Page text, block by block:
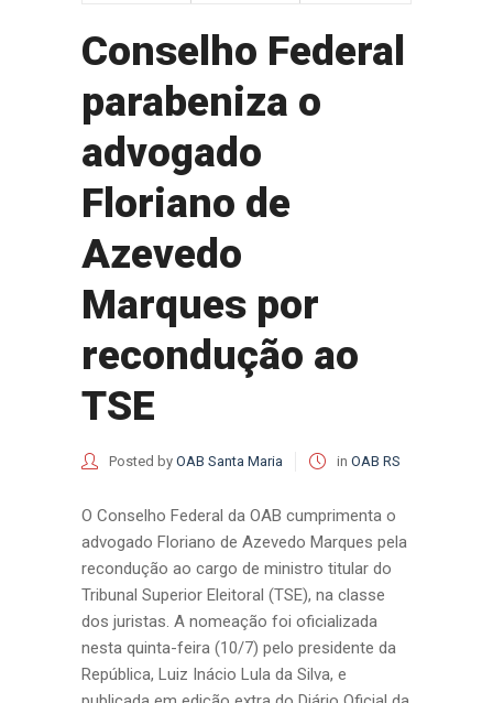
Conselho Federal
parabeniza o
advogado
Floriano de
Azevedo
Marques por
recondução ao
TSE
Posted by OAB Santa Maria in OAB RS
O Conselho Federal da OAB cumprimenta o
advogado Floriano de Azevedo Marques pela
recondução ao cargo de ministro titular do
Tribunal Superior Eleitoral (TSE), na classe
dos juristas. A nomeação foi oficializada
nesta quinta-feira (10/7) pelo presidente da
República, Luiz Inácio Lula da Silva, e